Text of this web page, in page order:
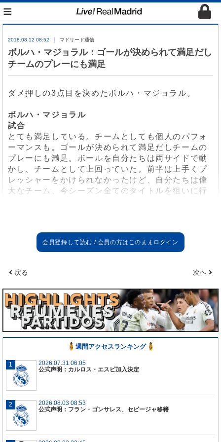
≡
2018.08.12 08:52 マドリード通信
ボルハ・マジョラル：ゴールが決められて満足だし
チームのプレーにも満足
ダメ押しの3 点目を決めたボルハ・マジョラル。
ボルハ・マジョラル
試合
とても満足している。チームとしても個人のパフォ
ーマンスも。ゴールが決められて満足だしチームの
プレーにも満足。ボールを自分たちは両サイドで動
かし、チームとして上回っていた。前半は上手くプ
レッシャーをかけられなかったけど、自分たちは偉
大なチーム、今シーズン全てのタイトルを狙いに行
とても良かった。強敵と対戦した。1試合しか負けな
かったしそれからは全ての試合に勝った。新しいシ
戻る 次へ
週間アクセスランキング
2026.07.31 06:05
公式声明：カルロス・エスピ加入決定
2026.08.03 08:53
公式声明：フラン・ゴンサレス、セビージャ移籍